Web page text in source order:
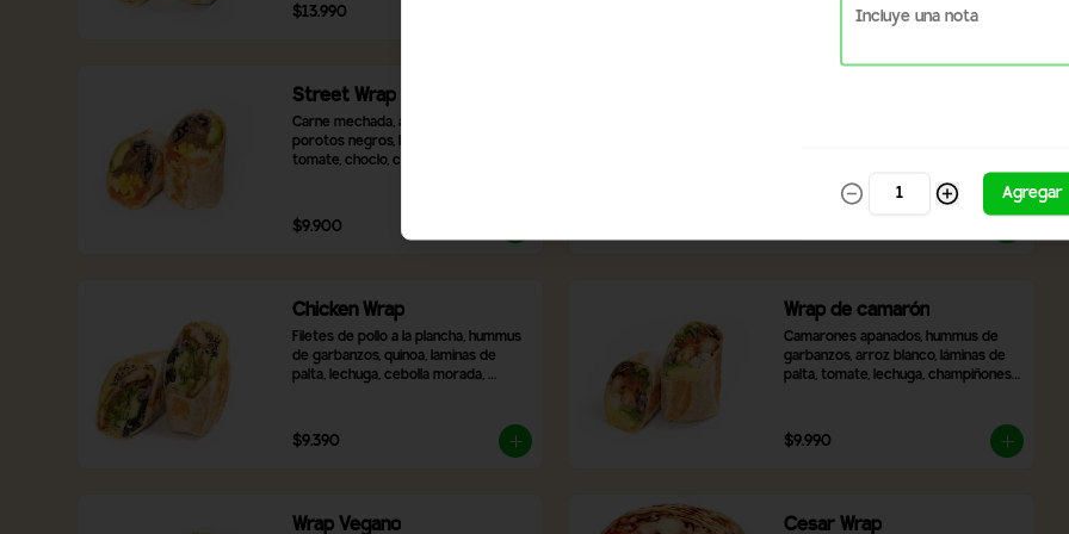
$13.990
Street Wrap
Carne mechada, arroz blanco,
porotos negros, laminas de palta,
tomate, choclo, cebolla caramelizada,
$9.900
lechugas frescas, zanahoria rallada,
tomate y cebolla morada. Incluye 2
Chicken Wrap
Filetes de pollo a la plancha, hummus
de garbanzos, quinoa, laminas de
palta, lechuga, cebolla morada,
2 salsas a elección,
$9.390
Wrap de camarón
Camarones apanados, hummus de
garbanzos, arroz blanco, láminas de
palta, tomate, lechuga, champiñones,
$9.990
Wrap Vegano Cesar Wrap
Agregar